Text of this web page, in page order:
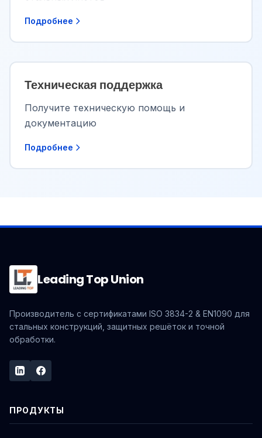
Подробнее
Техническая поддержка
Получите техническую помощь и
документацию
Подробнее
Leading Top Union
Производитель с сертификатами ISO 3834-2 & EN1090 для
стальных конструкций, защитных решёток и точной
обработки.
ПРОДУКТЫ